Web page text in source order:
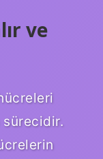
ve
sürecidir.